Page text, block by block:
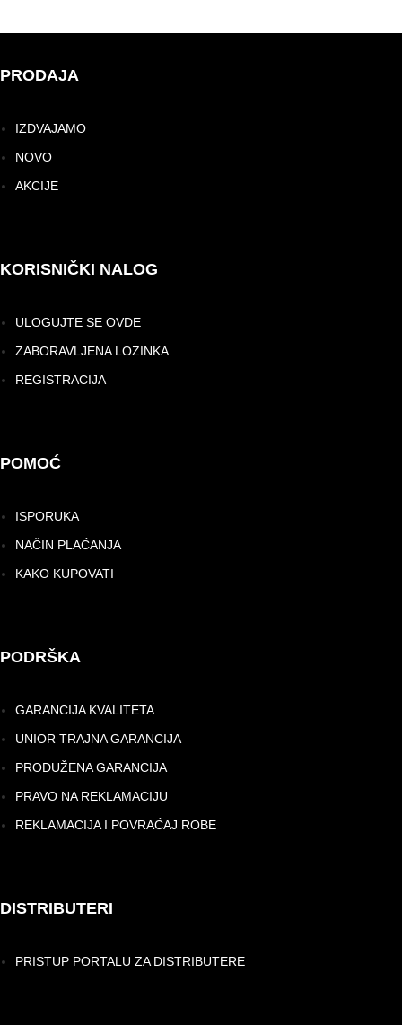
PRODAJA
IZDVAJAMO
NOVO
AKCIJE
KORISNIČKI NALOG
ULOGUJTE SE OVDE
ZABORAVLJENA LOZINKA
REGISTRACIJA
POMOĆ
ISPORUKA
NAČIN PLAĆANJA
KAKO KUPOVATI
PODRŠKA
GARANCIJA KVALITETA
UNIOR TRAJNA GARANCIJA
PRODUŽENA GARANCIJA
PRAVO NA REKLAMACIJU
REKLAMACIJA I POVRAĆAJ ROBE
DISTRIBUTERI
PRISTUP PORTALU ZA DISTRIBUTERE